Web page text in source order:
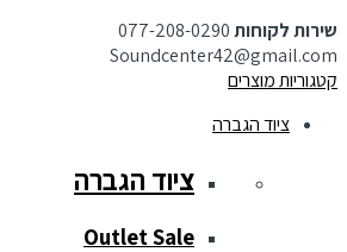
שירות לקוחות077-208-0290
Soundcenter42@gmail.com
קטגוריות מוצרים
ציוד הגברה
ציוד הגברה
Outlet Sale